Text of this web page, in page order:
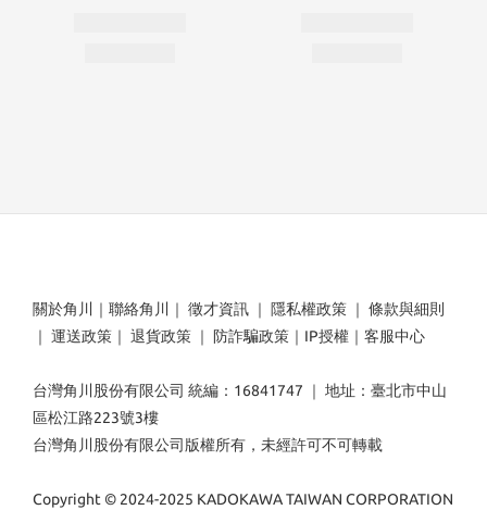
關於角川 ｜ 聯絡角川 ｜ 徵才資訊 ｜ 隱私權政策 ｜ 條款與細則
｜ 運送政策 ｜ 退貨政策 ｜ 防詐騙政策 ｜ IP授權 ｜ 客服中心
台灣角川股份有限公司 統編：16841747 ｜ 地址：臺北市中山
區松江路223號3樓
台灣角川股份有限公司版權所有，未經許可不可轉載
Copyright © 2024-2025 KADOKAWA TAIWAN CORPORATION